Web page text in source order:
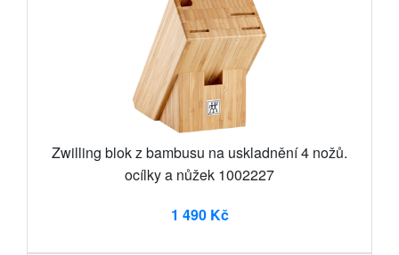
Zwilling blok z bambusu na uskladnění 4 nožů.
ocílky a nůžek 1002227
1 490 Kč